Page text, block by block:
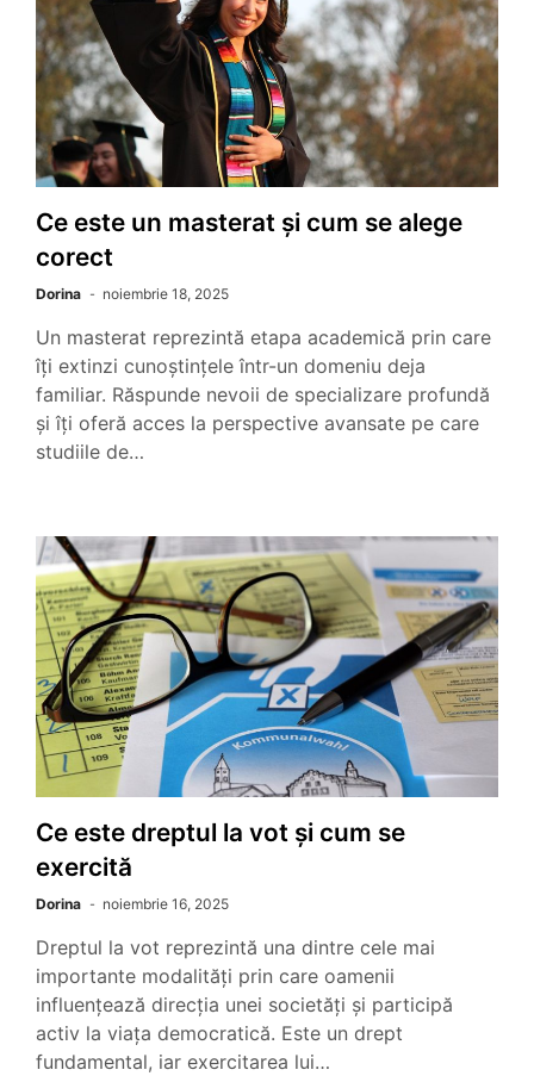
Ce este un masterat și cum se alege
corect
Dorina noiembrie 18, 2025
Un masterat reprezintă etapa academică prin care
îți extinzi cunoștințele într-un domeniu deja
familiar. Răspunde nevoii de specializare profundă
și îți oferă acces la perspective avansate pe care
studiile de…
Ce este dreptul la vot și cum se
exercită
Dorina noiembrie 16, 2025
Dreptul la vot reprezintă una dintre cele mai
importante modalități prin care oamenii
influențează direcția unei societăți și participă
activ la viața democratică. Este un drept
fundamental, iar exercitarea lui…